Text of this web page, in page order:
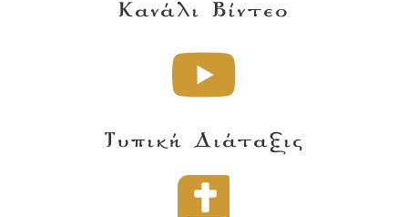
Κανάλι Βίντεο
Τυπική Διάταξις